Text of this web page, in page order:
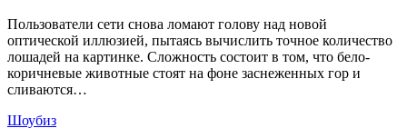
Пользователи сети снова ломают голову над новой
оптической иллюзией, пытаясь вычислить точное количество
лошадей на картинке. Сложность состоит в том, что бело-
коричневые животные стоят на фоне заснеженных гор и
сливаются…
Шоубиз